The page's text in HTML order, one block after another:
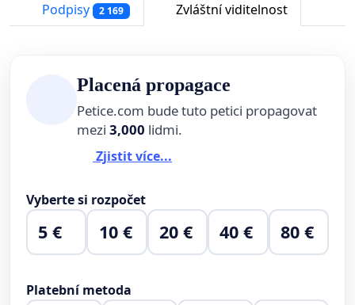
Podpisy 2 169 Zvláštní viditelnost
Placená propagace
Petice.com bude tuto petici propagovat
mezi 3,000 lidmi.
Zjistit více...
Vyberte si rozpočet
5 € 10 € 20 € 40 € 80 €
Platební metoda